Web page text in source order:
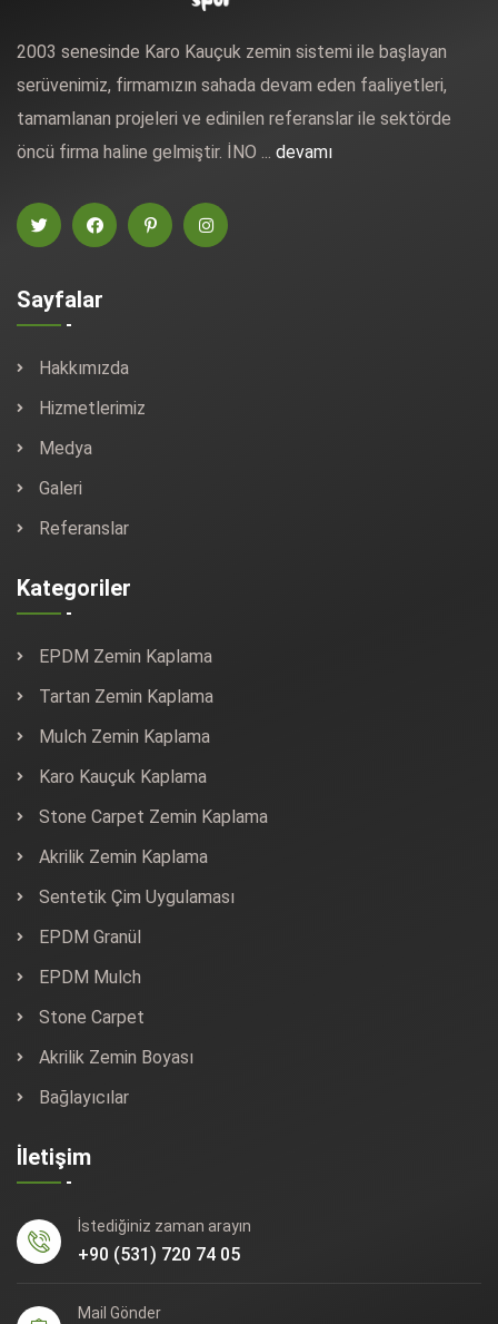
2003 senesinde Karo Kauçuk zemin sistemi ile başlayan
serüvenimiz, firmamızın sahada devam eden faaliyetleri,
tamamlanan projeleri ve edinilen referanslar ile sektörde
öncü firma haline gelmiştir. İNO ... devamı
Sayfalar
Hakkımızda
Hizmetlerimiz
Medya
Galeri
Referanslar
Kategoriler
EPDM Zemin Kaplama
Tartan Zemin Kaplama
Mulch Zemin Kaplama
Karo Kauçuk Kaplama
Stone Carpet Zemin Kaplama
Akrilik Zemin Kaplama
Sentetik Çim Uygulaması
EPDM Granül
EPDM Mulch
Stone Carpet
Akrilik Zemin Boyası
Bağlayıcılar
İletişim
İstediğiniz zaman arayın
+90 (531) 720 74 05
Mail Gönder